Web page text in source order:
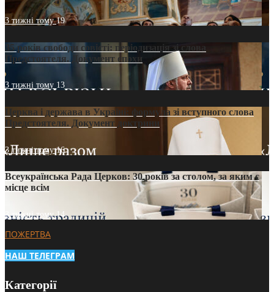
3 тижні тому19
35 років свободи совісті: періодизація зі слова
Предстоятеля. Документ епохи
3 тижні тому 13
Церква і держава в Україні: формула зі вступного слова
Предстоятеля. Документ доктрини
3 тижні тому16
Всеукраїнська Рада Церков: 30 років за столом, за яким є
місце всім
3 тижні тому14
ПОЖЕРТВА
НАШ ТЕЛЕГРАМ
Категорії